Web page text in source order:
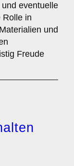
eventuelle
Rolle in
und
Freude